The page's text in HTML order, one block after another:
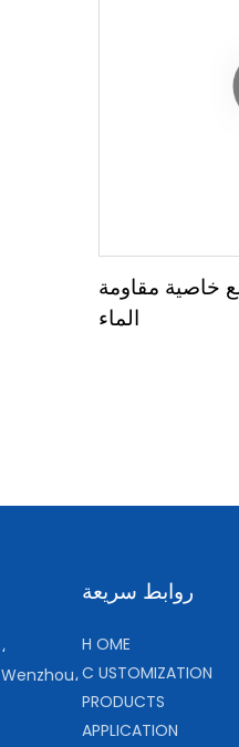
خاصية مقاومة
الماء
عنوان المكتب: منطقة شاتو الصناعية، لينجيانغ،
مدينة Tengqiao، منطقة Lucheng، مدينة Wenzhou،
روابط سريعة
H OME
C USTOMIZATION
PRODUCTS
APPLICATION